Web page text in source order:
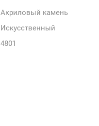
Акриловый камень
Искусственный
4801